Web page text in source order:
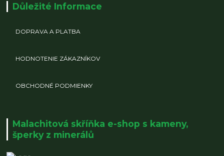
Důležité Informace
DOPRAVA A PLATBA
HODNOTENIE ZÁKAZNÍKOV
OBCHODNÉ PODMIENKY
Malachitová skříňka e-shop s kameny,
šperky z minerálů